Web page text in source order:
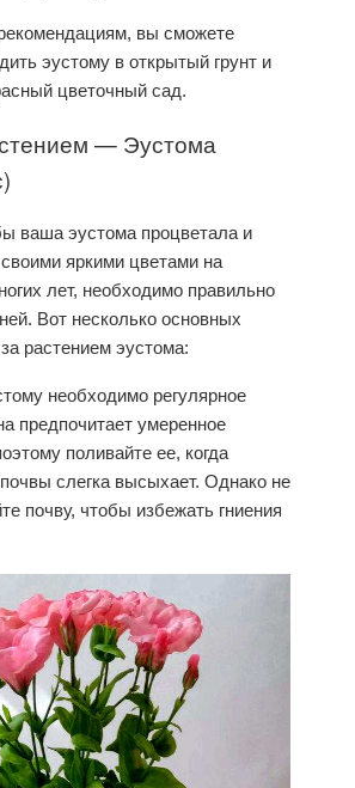
вы сможете
эустому в открытый грунт и
цветочный сад.
— Эустома
)
ваша эустома процветала и
яркими цветами на
лет, необходимо правильно
Вот несколько основных
растением эустома:
необходимо регулярное
предпочитает умеренное
поливайте ее, когда
слегка высыхает. Однако не
почву, чтобы избежать гниения